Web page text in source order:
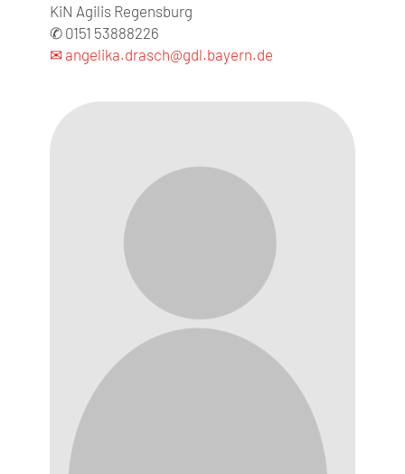
KiN Agilis Regensburg
✆ 0151 53888226
✉ angelika.drasch@gdl.bayern.de